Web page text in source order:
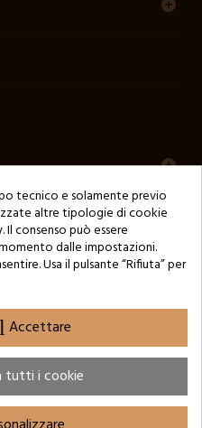
P.IVA/C.F.: 13466181008
- Registro delle Imprese di
- TestSide
tecnico e solamente previo
altre tipologie di cookie
consenso può essere
dalle impostazioni.
Usa il pulsante “Rifiuta” per
Accettare
tutti i cookie